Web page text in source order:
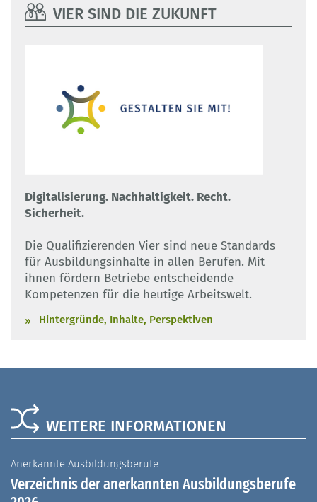
VIER SIND DIE ZUKUNFT
Digitalisierung. Nachhaltigkeit. Recht.
Sicherheit.
Die Qualifizierenden Vier sind neue Standards
für Ausbildungsinhalte in allen Berufen. Mit
ihnen fördern Betriebe entscheidende
Kompetenzen für die heutige Arbeitswelt.
Hintergründe, Inhalte, Perspektiven
WEITERE INFORMATIONEN
Anerkannte Ausbildungsberufe
Verzeichnis der anerkannten Ausbildungsberufe